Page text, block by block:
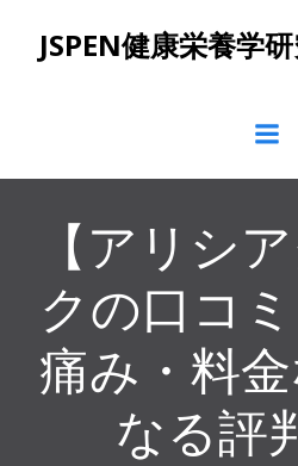
ン
ツ
ス
ッ
JSPEN健康栄養学
【アリシ
クの口コ
痛み・料
なる評